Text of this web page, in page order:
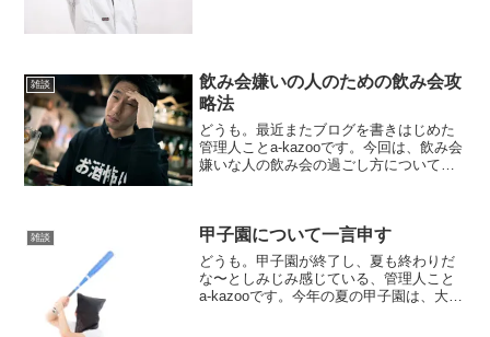
雑談
飲み会嫌いの人のための飲み会攻
略法
どうも。最近またブログを書きはじめた
管理人ことa-kazooです。今回は、飲み会
嫌いな人の飲み会の過ごし方について論
人のように気質的...
雑談 甲子園について一言申す
どうも。甲子園が終了し、夏も終わりだ
な〜としみじみ感じている、管理人こと
a-kazooです。今年の夏の甲子園は、大阪